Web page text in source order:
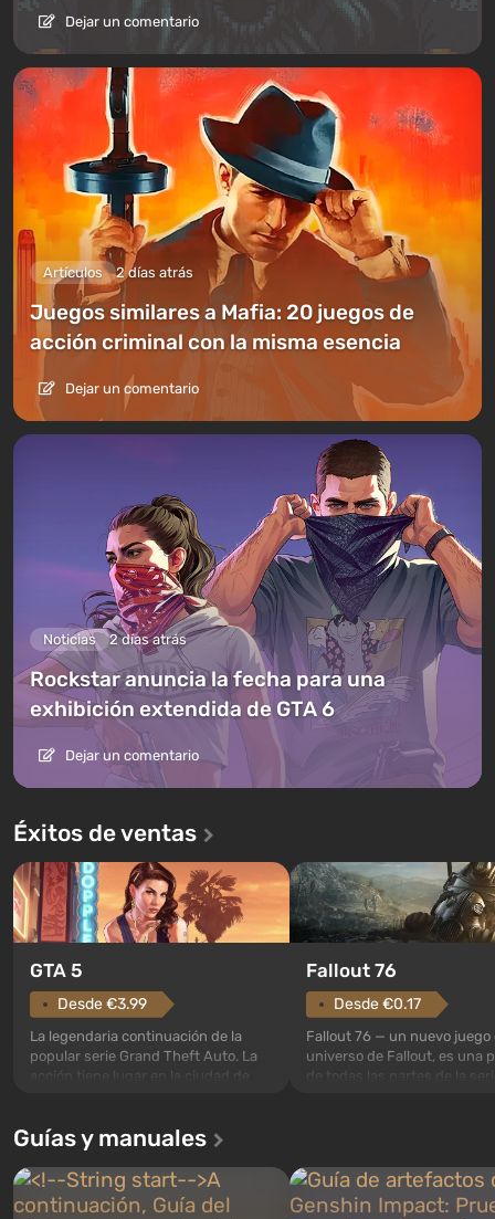
Dejar un comentario
Artículos 2 días atrás
Juegos similares a Mafia: 20 juegos de
acción criminal con la misma esencia
Dejar un comentario
Noticias 2 días atrás
Rockstar anuncia la fecha para una
exhibición extendida de GTA 6
Dejar un comentario
Éxitos de ventas
GTA 5
Desde €3.99
La legendaria continuación de la
popular serie Grand Theft Auto. La
acción tiene lugar en la ciudad de
primera vez, el juego contará la
historia de tres personajes: Michael,
Trevor y Franklin, entre los cuales
podrás cambi...
Fallout 76
Desde €0.17
Fallout 76 — un nuevo juego
universo de Fallout, es una
de todas las partes de la
abrirse primero después de
caigan las bombas n...
Guías y manuales